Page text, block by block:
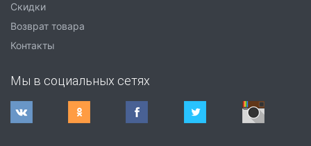
Скидки
Возврат товара
Контакты
Мы в социальных сетях